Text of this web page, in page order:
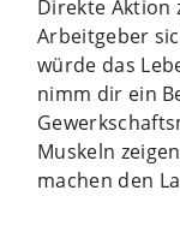
Direkte Aktion
Arbeitgeber
würde das
nimm dir ein
Muskeln
machen den